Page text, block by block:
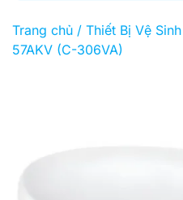
Trang chủ / Thiết Bị Vệ Sinh
57AKV (C-306VA)